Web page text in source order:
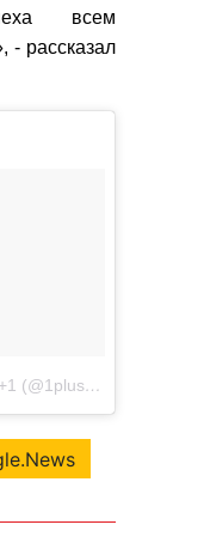
всем
- рассказал
Публикация от #1plus1 1+1 (@1plus1tv)